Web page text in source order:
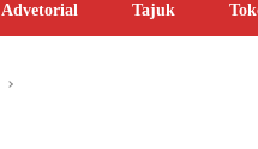
Advetorial Tajuk